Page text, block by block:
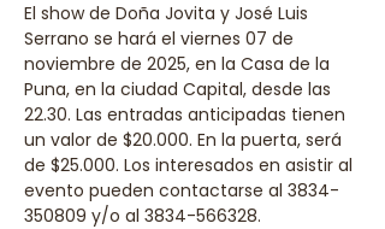
El show de Doña Jovita y José Luis
Serrano se hará el viernes 07 de
noviembre de 2025, en la Casa de la
Puna, en la ciudad Capital, desde las
22.30. Las entradas anticipadas tienen
un valor de $20.000. En la puerta, será
de $25.000. Los interesados en asistir al
evento pueden contactarse al 3834-
350809 y/o al 3834-566328.